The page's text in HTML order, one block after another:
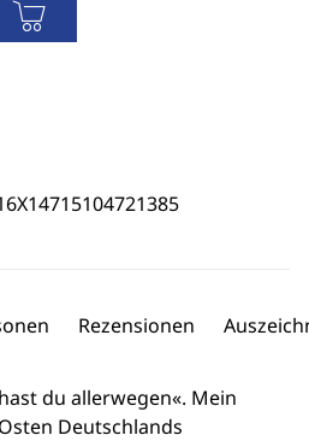
Rezensionen
du allerwegen«. Mein
Deutschlands